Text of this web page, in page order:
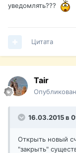
уведомлять???
Цитата
Tair
16.03.2015 в
Открыть новый
"закрыть"